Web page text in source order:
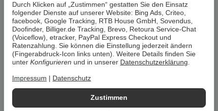
Artikelnummer:
4242005495962Z1
HAN:EL-47043465
Kategorie: Elektrogroßgeräte
Beschreibung
Umverpackungen. Wenn immer es möglich ist, versenden wir Ihre
Originalkarton des Herstellers
Zustimmen
Durch Klicken auf „Zustimmen“ gestatten Sie den Einsatz
folgender Dienste auf unserer Website: Bing Ads, Criteo,
facebook, Google Tracking, RTB House GmbH, Sovendus,
Doofinder, Billiger.de Tracking, Brevo, Retoura Service-Chat
(Voiceflow), etracker, PayPal Express Checkout und
Ratenzahlung. Sie können die Einstellung jederzeit ändern
(Fingerabdruck-Icon links unten). Weitere Details finden Sie
unter Konfigurieren und in unserer Datenschutzerklärung
Impressum Datenschutz